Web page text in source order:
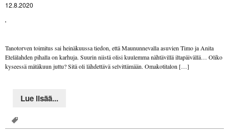
12.8.2020
Tanotorven toimitus sai heinäkuussa tiedon, että Maununnevalla asuvien Timo ja Anita
Etelälahden pihalla on karhuja. Suurin niistä olisi kuulemma nähtävillä iltapäivällä… Oliko
kyseessä mätäkuun juttu? Sitä oli lähdettävä selvittämään. Omakotitalon […]
Lue lisää...